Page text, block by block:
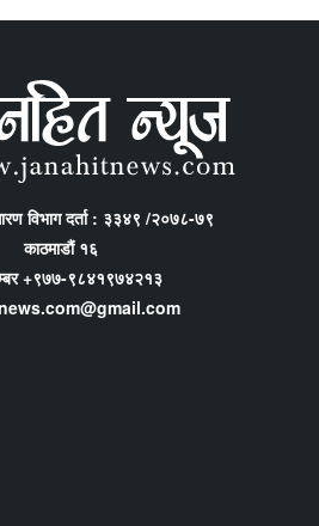
विभाग दर्ता : ३३४९ /२०७८-७९
काठमाडौं १६
+९७७-९८४१९७४२१३